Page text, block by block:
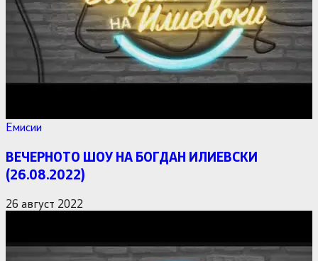
Емисии
ВЕЧЕРНОТО ШОУ НА БОГДАН ИЛИЕВСКИ
(26.08.2022)
26 август 2022